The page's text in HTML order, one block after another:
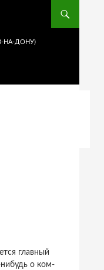
НА-ДОНУ)
главный
о ком-